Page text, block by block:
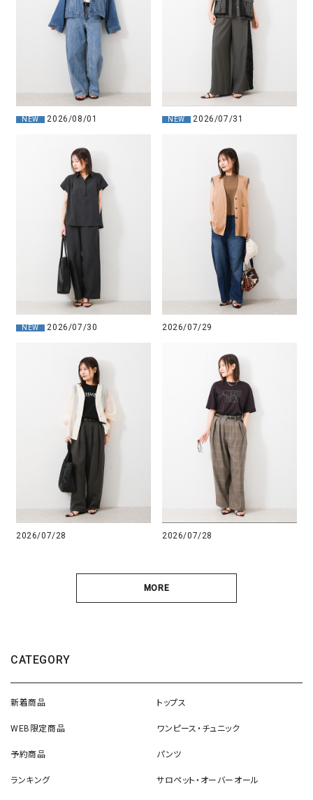
NEW 2026/08/01 NEW 2026/07/31
NEW 2026/07/30 2026/07/29
2026/07/28 2026/07/28
MORE
CATEGORY
新着商品
WEB限定商品
予約商品
ランキング
トップス
ワンピース・チュニック
パンツ
サロペット・オーバーオール